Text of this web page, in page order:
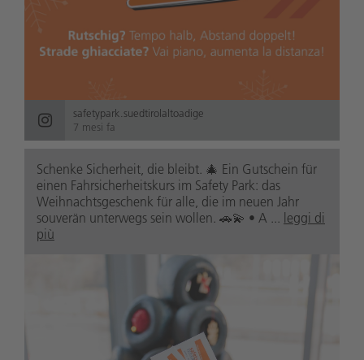
safetypark.suedtirolaltoadige
7 mesi fa
Schenke Sicherheit, die bleibt. 🎄 Ein Gutschein für
einen Fahrsicherheitskurs im Safety Park: das
Weihnachtsgeschenk für alle, die im neuen Jahr
souverän unterwegs sein wollen. 🚗💫 • A ... leggi di
più